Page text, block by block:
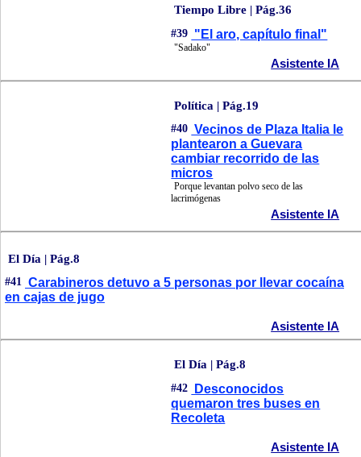
Tiempo Libre | Pág.36
#39 "El aro, capítulo final"
"Sadako"
Asistente IA
Política | Pág.19
#40 Vecinos de Plaza Italia le
plantearon a Guevara
cambiar recorrido de las
micros
Porque levantan polvo seco de las
lacrimógenas
Asistente IA
El Día | Pág.8
#41
Carabineros detuvo a 5 personas por llevar cocaína
en cajas de jugo
Asistente IA
El Día | Pág.8
#42
Desconocidos
quemaron tres buses en
Recoleta
Asistente IA